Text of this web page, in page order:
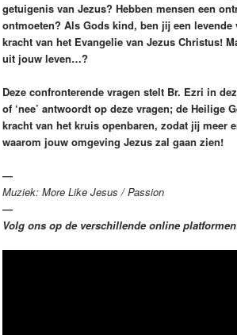
getuigenis van Jezus? Hebben mensen een
ontmoeten? Als Gods kind, ben jij een levende
kracht van het Evangelie van Jezus Christus!
uit jouw leven…?
Deze confronterende vragen stelt Br. Ezri in
of ‘nee’ antwoordt op deze vragen; de Heilige
kracht van het kruis openbaren, zodat jij meer
waarom jouw omgeving Jezus zal gaan zien!
—
Muziek: More Like Jesus / Passion
—
Volg ons op de verschillende online